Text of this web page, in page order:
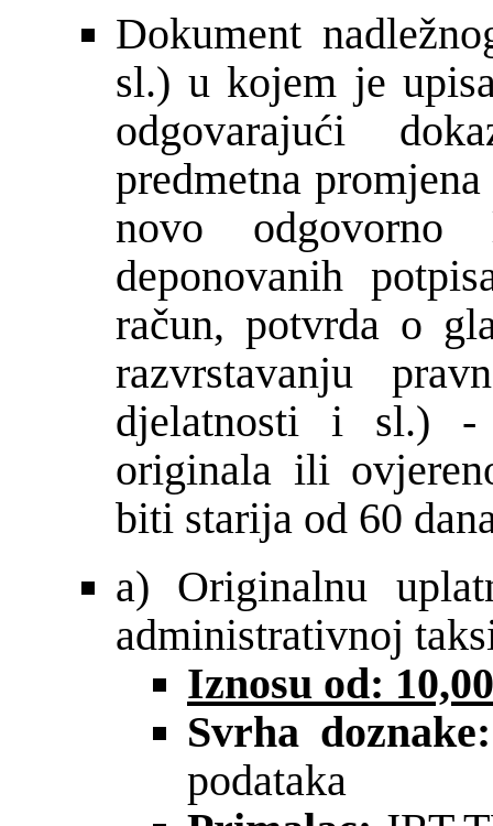
Dokument
sl.) u kojem je
odgovarajući
predmetna
novo
deponovanih
račun, potvrda o
razvrstavanju
djelatnosti i sl.) -
originala ili
biti starija od 60
a) Originalnu
administrativnoj
Iznosu od:
Svrha
podataka